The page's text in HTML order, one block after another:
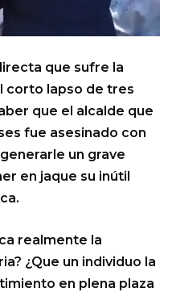
que sufre la
corto lapso de tres
que el alcalde que
fue asesinado con
un grave
en jaque su inútil
realmente la
¿Que un individuo la
en plena plaza